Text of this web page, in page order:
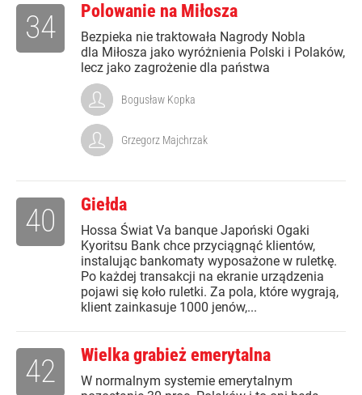
Polowanie na Miłosza
Bezpieka nie traktowała Nagrody Nobla
dla Miłosza jako wyróżnienia Polski i Polaków,
lecz jako zagrożenie dla państwa
34
Bogusław Kopka
Grzegorz Majchrzak
Giełda
Hossa Świat Va banque Japoński Ogaki
Kyoritsu Bank chce przyciągnąć klientów,
instalując bankomaty wyposażone w ruletkę.
Po każdej transakcji na ekranie urządzenia
pojawi się koło ruletki. Za pola, które wygrają,
klient zainkasuje 1000 jenów,...
40
Wielka grabież emerytalna
W normalnym systemie emerytalnym
42